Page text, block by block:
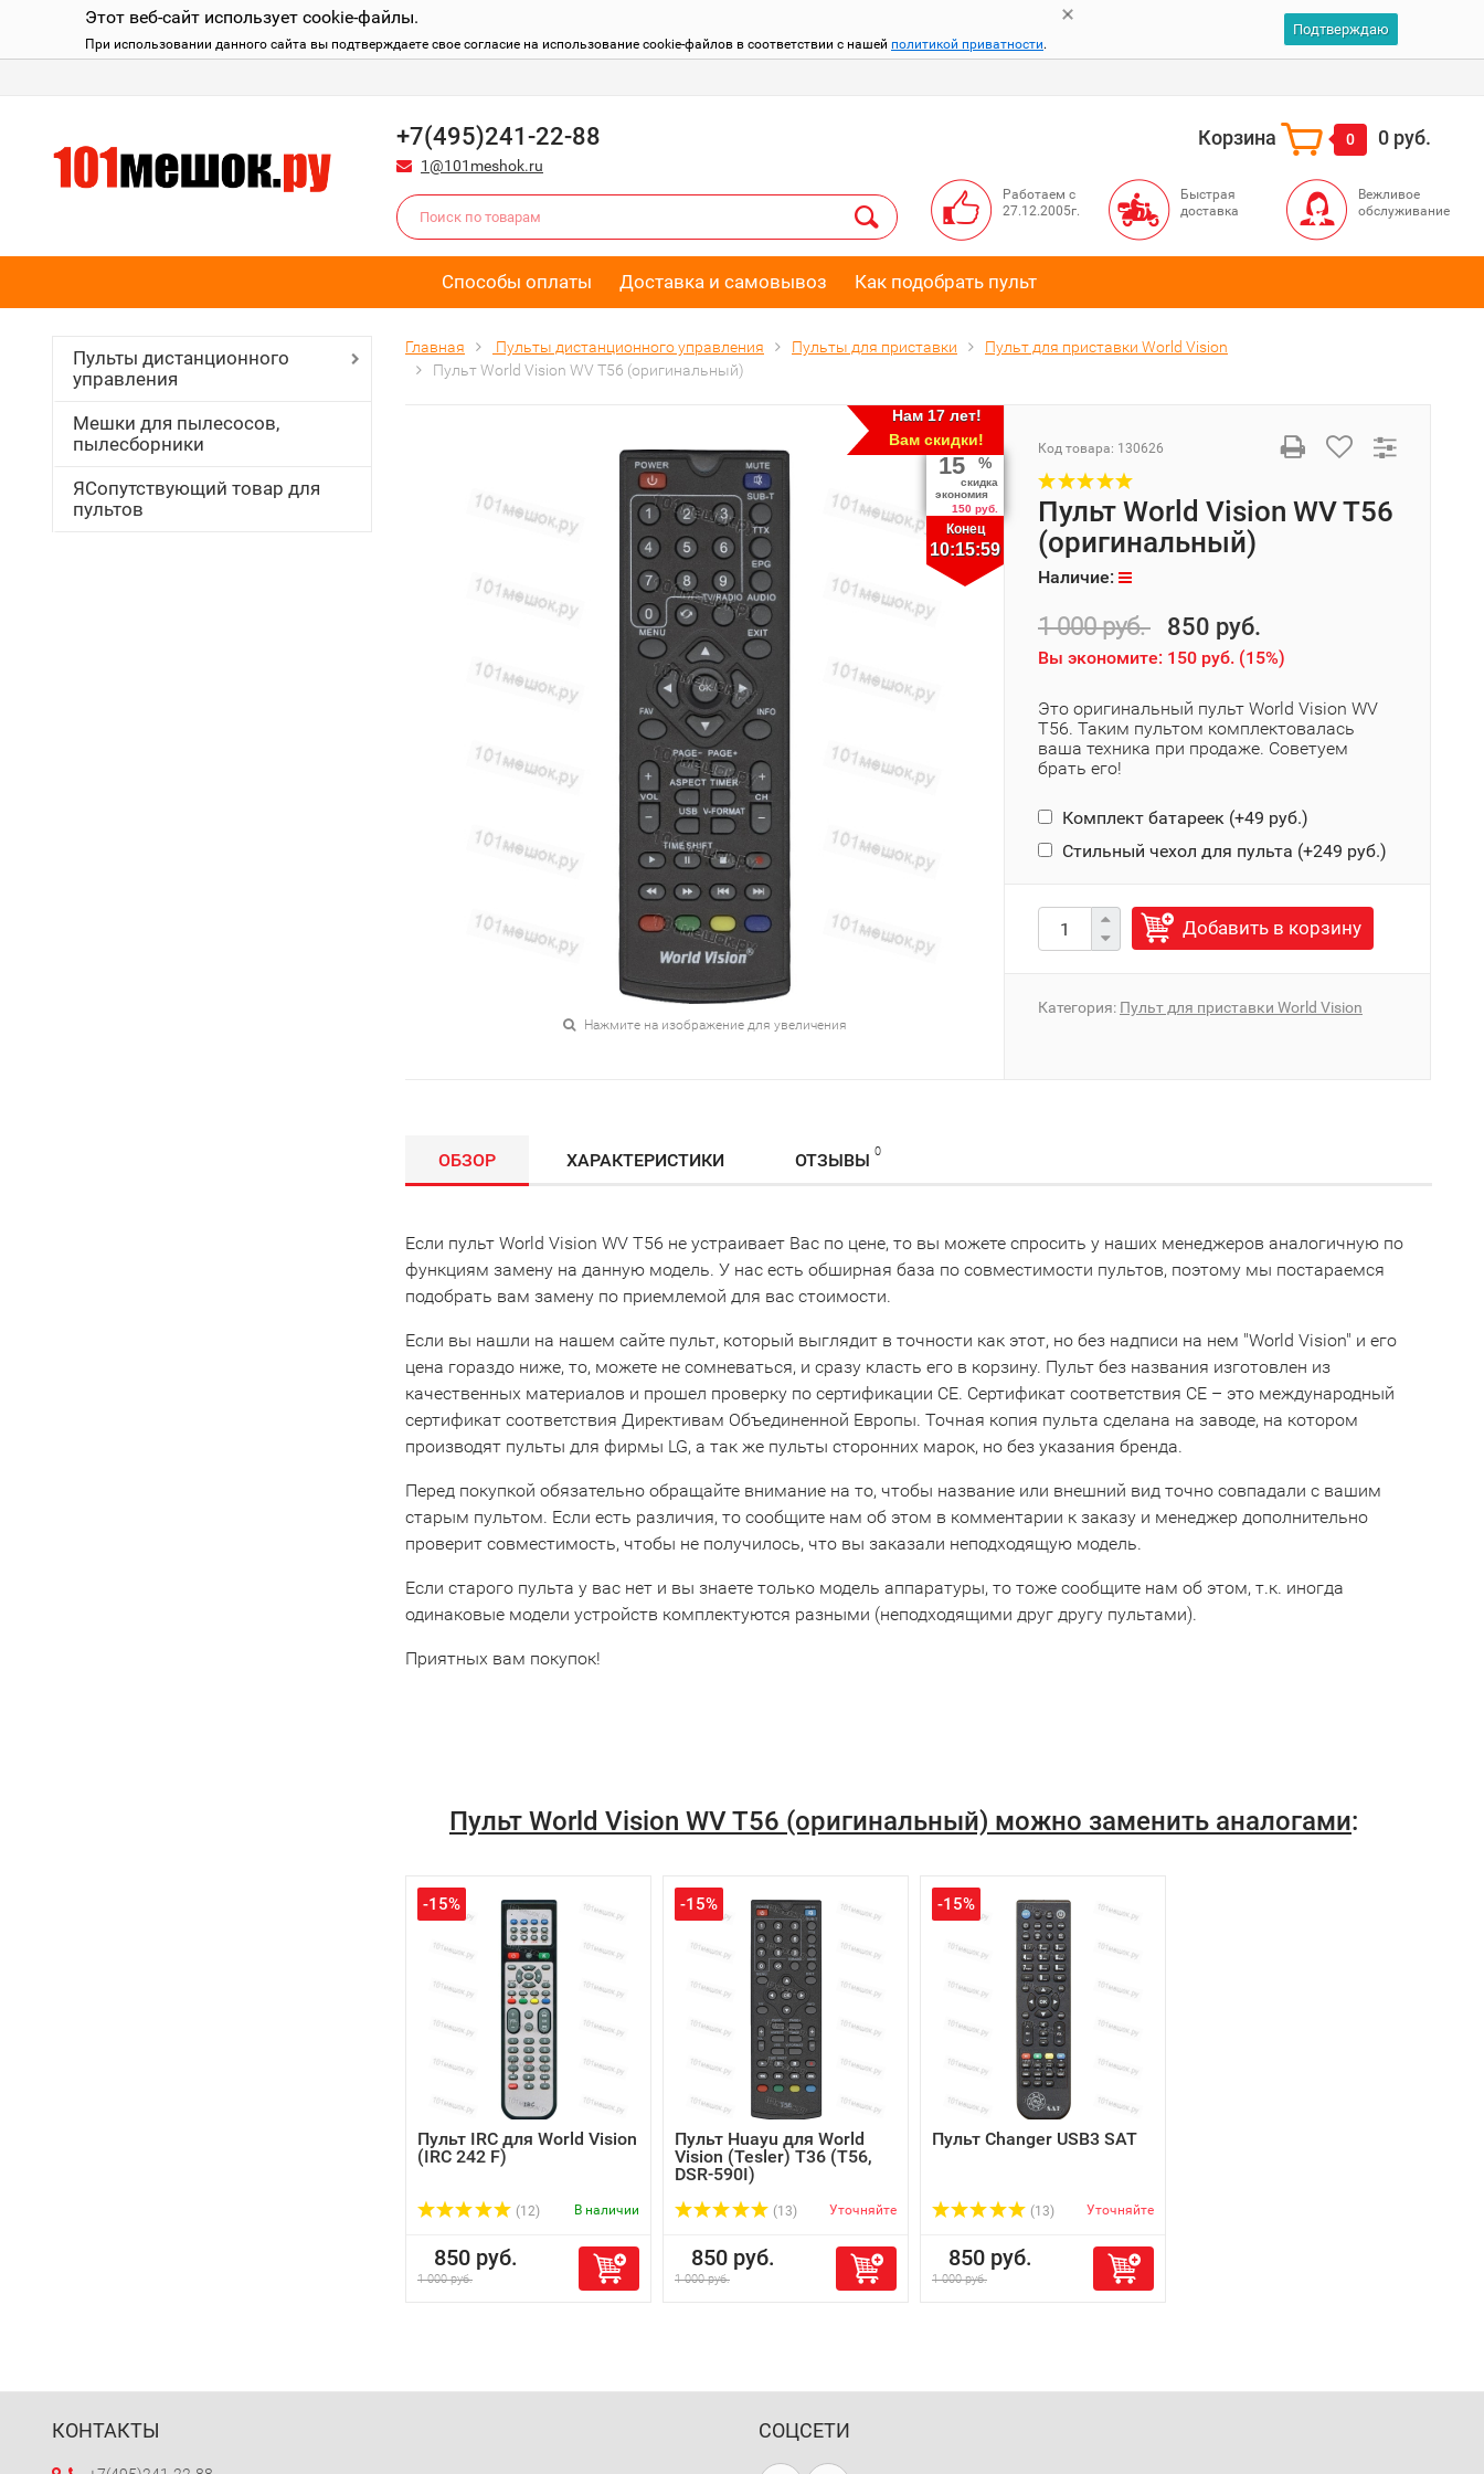
Этот веб-сайт использует cookie-файлы.
При использовании данного сайта вы подтверждаете свое согласие на использование cookie-файлов в соответствии с нашей политикой приватности.
Подтверждаю
+7(495)241-22-88
1@101meshok.ru
Корзина 0 0 руб.
Работаем с
27.12.2005г.
Быстрая
доставка
Вежливое
обслуживание
Способы оплаты Доставка и самовывоз Как подобрать пульт
Пульты дистанционного
управления
Мешки для пылесосов,
пылесборники
ЯСопутствующий товар для
пультов
Главная Пульты дистанционного управления Пульты для приставки
Пульт для приставки World Vision
Пульт World Vision WV T56 (оригинальный)
Нажмите на изображение для увеличения
Нам 17 лет!
Вам скидки!
Конец
10:15:58
15 %
скидка
экономия
150 руб.
Код товара: 130626
Пульт World Vision WV T56
(оригинальный)
Наличие:
1 000 руб. 850 руб.
Вы экономите: 150 руб. (15%)
Это оригинальный пульт World Vision WV
T56. Таким пультом комплектовалась
ваша техника при продаже. Советуем
брать его!
Комплект батареек (+49 руб.)
Стильный чехол для пульта (+249 руб.)
Добавить в корзину
Категория: Пульт для приставки World Vision
ОБЗОР ХАРАКТЕРИСТИКИ ОТЗЫВЫ 0
Если пульт World Vision WV T56 не устраивает Вас по цене, то вы можете спросить у наших менеджеров аналогичную по
функциям замену на данную модель. У нас есть обширная база по совместимости пультов, поэтому мы постараемся
подобрать вам замену по приемлемой для вас стоимости.
Если вы нашли на нашем сайте пульт, который выглядит в точности как этот, но без надписи на нем "World Vision" и его
цена гораздо ниже, то, можете не сомневаться, и сразу класть его в корзину. Пульт без названия изготовлен из
качественных материалов и прошел проверку по сертификации CE. Сертификат соответствия СЕ – это международный
сертификат соответствия Директивам Объединенной Европы. Точная копия пульта сделана на заводе, на котором
производят пульты для фирмы LG, а так же пульты сторонних марок, но без указания бренда.
Перед покупкой обязательно обращайте внимание на то, чтобы название или внешний вид точно совпадали с вашим
старым пультом. Если есть различия, то сообщите нам об этом в комментарии к заказу и менеджер дополнительно
проверит совместимость, чтобы не получилось, что вы заказали неподходящую модель.
Если старого пульта у вас нет и вы знаете только модель аппаратуры, то тоже сообщите нам об этом, т.к. иногда
одинаковые модели устройств комплектуются разными (неподходящими друг другу пультами).
Приятных вам покупок!
Пульт World Vision WV T56 (оригинальный) можно заменить аналогами:
-15%
Пульт IRC для World Vision
(IRC 242 F)
(12) В наличии
850 руб.
1 000 руб.
-15%
Пульт Huayu для World
Vision (Tesler) T36 (T56,
DSR-590I)
(13) Уточняйте
850 руб.
1 000 руб.
-15%
Пульт Changer USB3 SAT
(13) Уточняйте
850 руб.
1 000 руб.
КОНТАКТЫ СОЦСЕТИ